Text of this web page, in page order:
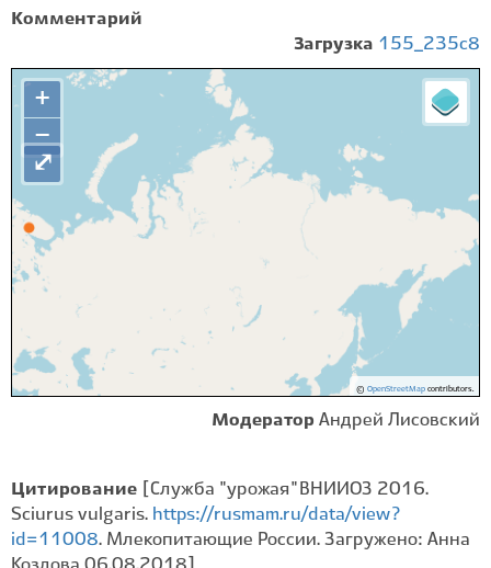
Комментарий
Загрузка 155_235c8
+
−
© OpenStreetMapcontributors.
⤢
Модератор Андрей Лисовский
Цитирование
[Служба "урожая" ВНИИОЗ 2016.
Sciurus vulgaris. https://rusmam.ru/data/view?
id=11008. Млекопитающие России. Загружено: Анна